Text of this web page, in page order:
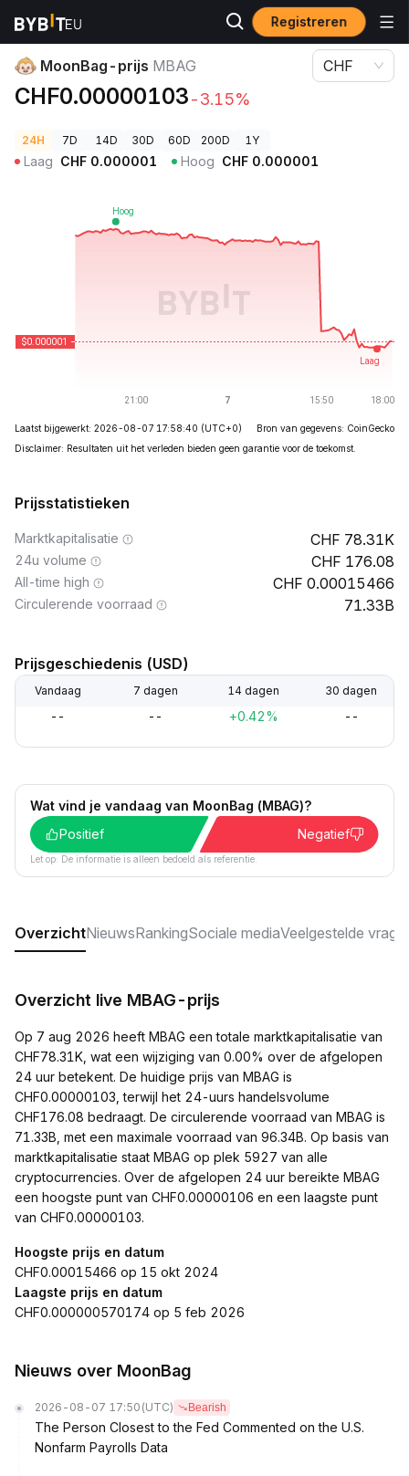
Registreren
Cryptoprijzen
MoonBag-prijs MBAG
CHF0.00000103-3.15%
CHF
24H 7D 14D 30D 60D 200D 1Y
Laag CHF 0.000001 Hoog CHF 0.000001
Laatst bijgewerkt: 2026-08-07 17:58:40 (UTC+0)
Bron van gegevens: CoinGecko
Disclaimer: Resultaten uit het verleden bieden geen garantie voor de toekomst.
Prijsstatistieken
Marktkapitalisatie 78.31K
24u volume 176.08
All-time high 0.00015466
Circulerende voorraad 71.33B
Prijsgeschiedenis (USD)
Vandaag 7 dagen 14 dagen 30 dagen
-- -- +0.42% --
Wat vind je vandaag van MoonBag (MBAG)?
Positief
Negatief
Let op: De informatie is alleen bedoeld als referentie.
OverzichtNieuwsRankingSociale mediaVeelgestelde
Overzicht live MBAG-prijs
Op 7 aug 2026 heeft MBAG een totale marktkapitalisatie van
CHF78.31K, wat een wijziging van 0.00% over de afgelopen
24 uur betekent. De huidige prijs van MBAG is
CHF0.00000103, terwijl het 24-uurs handelsvolume
CHF176.08 bedraagt. De circulerende voorraad van MBAG is
71.33B, met een maximale voorraad van 96.34B. Op basis van
marktkapitalisatie staat MBAG op plek 5927 van alle
cryptocurrencies. Over de afgelopen 24 uur bereikte MBAG
een hoogste punt van CHF0.00000106 en een laagste punt
van CHF0.00000103.
Hoogste prijs en datum
CHF0.00015466 op 15 okt 2024
Laagste prijs en datum
CHF0.000000570174 op 5 feb 2026
Nieuws over MoonBag
2026-08-07 17:50 (UTC) Bearish
The Person Closest to the Fed Commented on the U.S.
Nonfarm Payrolls Data